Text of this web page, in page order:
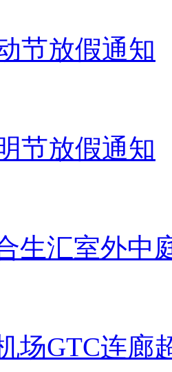
节放假通知
节放假通知
生汇室外中
场GTC连廊